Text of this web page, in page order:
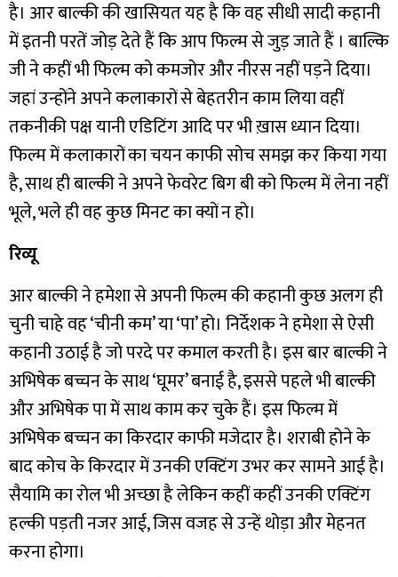
है। आर बाल्की की खासियत यह है कि वह सीधी सादी कहानी
में इतनी परतें जोड़ देते हैं कि आप फिल्म से जुड़ जाते हैं । बाल्कि
जी ने कहीं भी फिल्म को कमजोर और नीरस नहीं पड़ने दिया।
जहां उन्होंने अपने कलाकारों से बेहतरीन काम लिया वहीं
तकनीकी पक्ष यानी एडिटिंग आदि पर भी ख़ास ध्यान दिया।
फिल्म में कलाकारों का चयन काफी सोच समझ कर किया गया
है, साथ ही बाल्की ने अपने फेवरेट बिग बी को फिल्म में लेना नहीं
भूले, भले ही वह कुछ मिनट का क्यों न हो।
रिव्यू
आर बाल्की ने हमेशा से अपनी फिल्म की कहानी कुछ अलग ही
चुनी चाहे वह ‘चीनी कम’ या ‘पा’ हो। निर्देशक ने हमेशा से ऐसी
कहानी उठाई है जो परदे पर कमाल करती है। इस बार बाल्की ने
अभिषेक बच्चन के साथ ‘घूमर’ बनाई है, इससे पहले भी बाल्की
और अभिषेक पा में साथ काम कर चुके हैं। इस फिल्म में
अभिषेक बच्चन का किरदार काफी मजेदार है। शराबी होने के
बाद कोच के किरदार में उनकी एक्टिंग उभर कर सामने आई है।
सैयामि का रोल भी अच्छा है लेकिन कहीं कहीं उनकी एक्टिंग
हल्की पड़ती नजर आई, जिस वजह से उन्हें थोड़ा और मेहनत
करना होगा।